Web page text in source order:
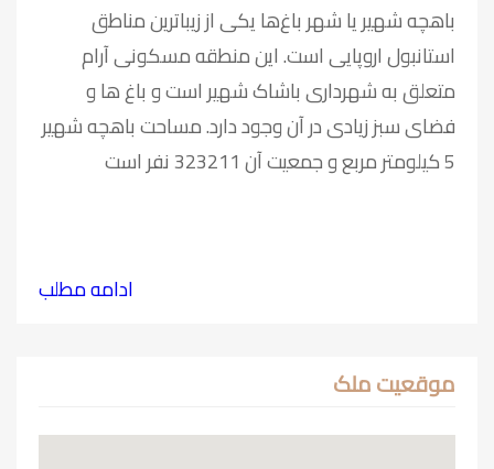
باهچه شهیر یا شهر باغ‌ها یکی از زیباترین مناطق
استانبول اروپایی است. این منطقه مسکونی آرام
متعلق به شهرداری باشاک شهیر است و باغ ها و
فضای سبز زیادی در آن وجود دارد. مساحت باهچه شهیر
5 کیلومتر مربع و جمعیت آن 323211 نفر است
ادامه مطلب
موقعیت ملک